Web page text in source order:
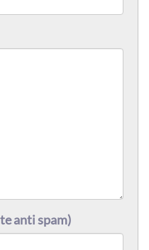
anti spam)